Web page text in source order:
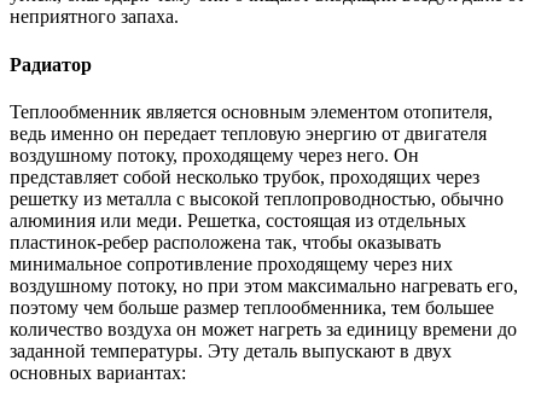
неприятного запаха.
Радиатор
Теплообменник является основным элементом отопителя,
ведь именно он передает тепловую энергию от двигателя
воздушному потоку, проходящему через него. Он
представляет собой несколько трубок, проходящих через
решетку из металла с высокой теплопроводностью, обычно
алюминия или меди. Решетка, состоящая из отдельных
пластинок-ребер расположена так, чтобы оказывать
минимальное сопротивление проходящему через них
воздушному потоку, но при этом максимально нагревать его,
поэтому чем больше размер теплообменника, тем большее
количество воздуха он может нагреть за единицу времени до
заданной температуры. Эту деталь выпускают в двух
основных вариантах: